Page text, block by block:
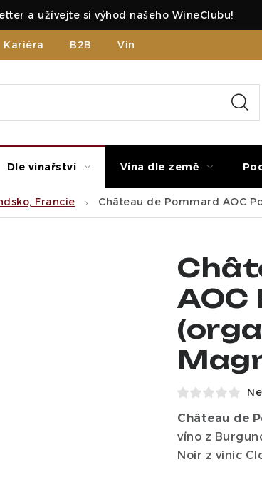
a užívejte si výhod našeho WineClubu!
Kariéra B2B Vinné zážitky
Dle vinařství Vína dle země
Francie Château de Pommard AOC
AOC
Château de
víno z
Noir z vinic